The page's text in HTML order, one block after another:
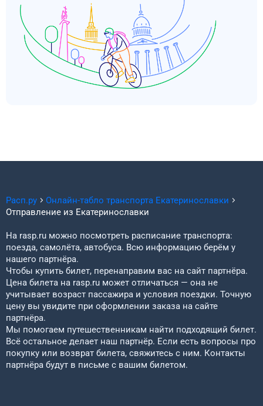
Расп.ру Онлайн-табло транспорта Екатеринославки
Отправление из Екатеринославки
На rasp.ru можно посмотреть расписание транспорта:
поезда, самолёта, автобуса. Всю информацию берём у
нашего партнёра.
Чтобы купить билет, перенаправим вас на сайт партнёра.
Цена билета на rasp.ru может отличаться — она не
учитывает возраст пассажира и условия поездки. Точную
цену вы увидите при оформлении заказа на сайте
партнёра.
Мы помогаем путешественникам найти подходящий билет.
Всё остальное делает наш партнёр. Если есть вопросы про
покупку или возврат билета, свяжитесь с ним. Контакты
партнёра будут в письме с вашим билетом.